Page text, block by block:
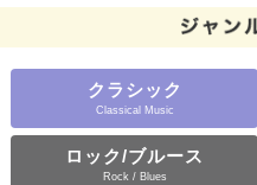
クラシック
Classical Music
ロック/ブルース
Rock / Blues